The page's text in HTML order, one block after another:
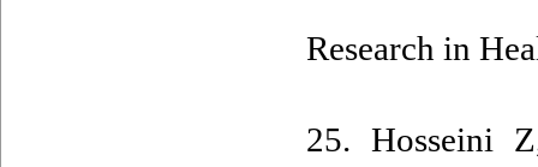
Research in
25. Hosseini